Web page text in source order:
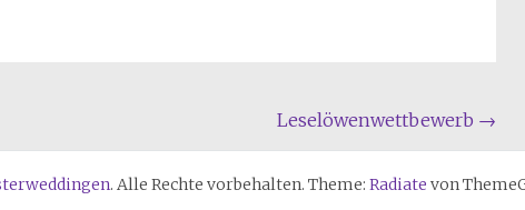
Leselöwenwettbewerb →
. Alle Rechte vorbehalten. Theme: Radiate von